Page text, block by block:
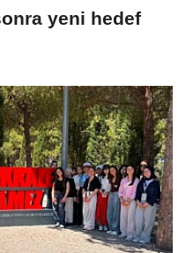
yeni hedef